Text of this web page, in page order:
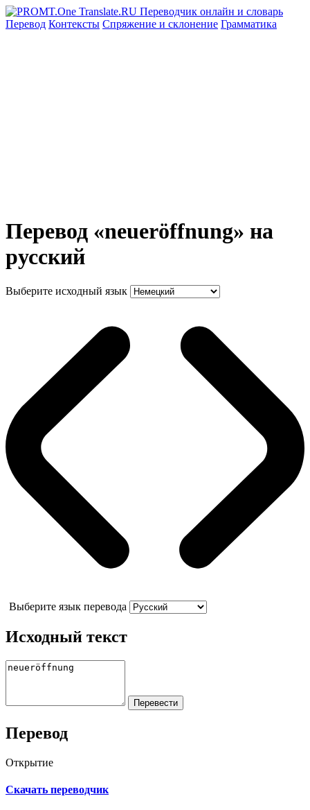
Перевод Контексты Спряжение и склонение Грамматика
Перевод «neueröffnung» на
русский
Выберите исходный язык
Выберите язык перевода
Исходный текст
Перевод
Открытие
Скачать переводчик